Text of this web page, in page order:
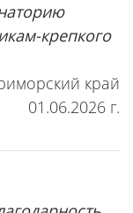
крепкого
край
01.06.2026 г.